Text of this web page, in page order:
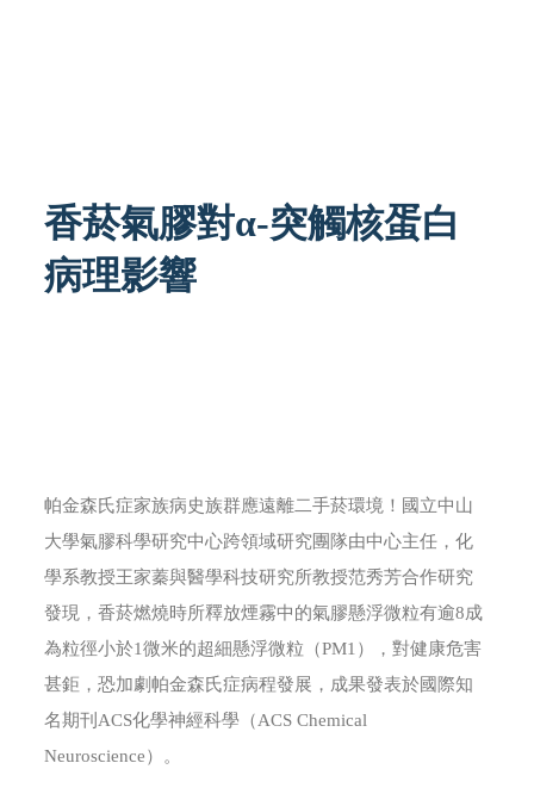
香菸氣膠對α-突觸核蛋白
病理影響
帕金森氏症家族病史族群應遠離二手菸環境！國立中山
大學氣膠科學研究中心跨領域研究團隊由中心主任，化
學系教授王家蓁與醫學科技研究所教授范秀芳合作研究
發現，香菸燃燒時所釋放煙霧中的氣膠懸浮微粒有逾8成
為粒徑小於1微米的超細懸浮微粒（PM1），對健康危害
甚鉅，恐加劇帕金森氏症病程發展，成果發表於國際知
名期刊ACS化學神經科學（ACS Chemical
Neuroscience）。